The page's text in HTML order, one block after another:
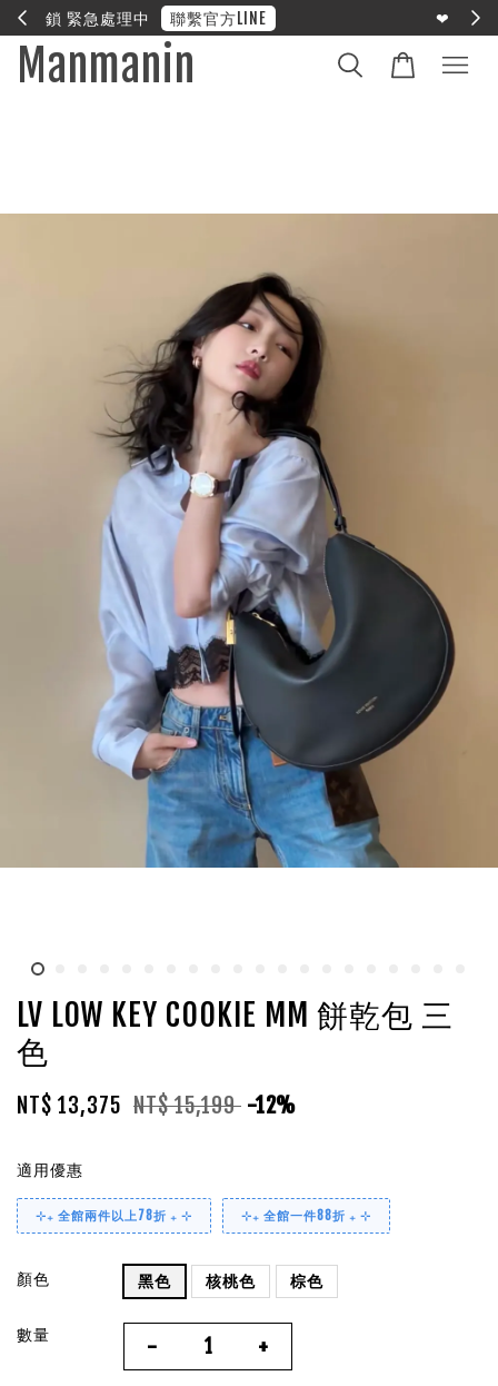
❤︎ 全館滿兩萬享免運
Manmanin
LV LOW KEY COOKIE MM 餅乾包 三
色
NT$ 13,375 NT$ 15,199 -12%
適用優惠
⊹₊ 全館兩件以上78折 ₊ ⊹ ⊹₊ 全館一件88折 ₊ ⊹
顏色 黑色 核桃色 棕色
數量 - +